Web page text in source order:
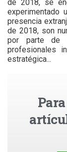
de 2018, se
experimentado
presencia
de 2018, son
por parte de
profesionales
estratégica...